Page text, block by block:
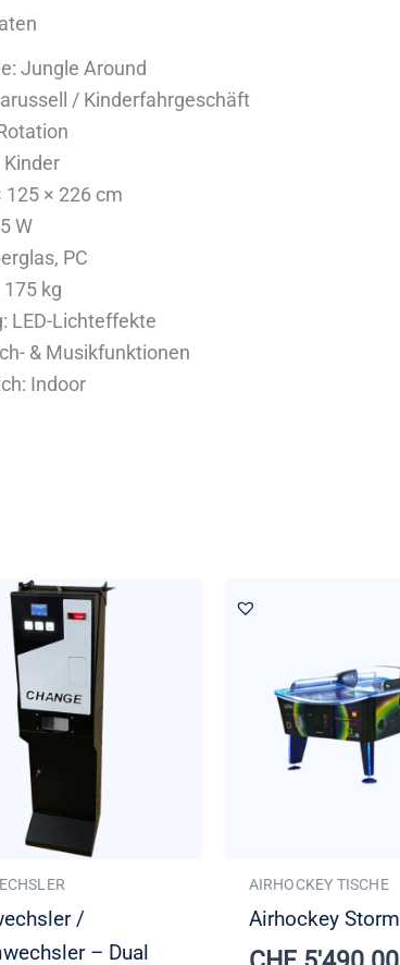
Jungle Around
/ Kinderfahrgeschäft
× 226 cm
W
PC
kg
LED-Lichteffekte
& Musikfunktionen
Indoor
/
– Dual
AIRHOCKEY TISCHE
Airhockey Storm